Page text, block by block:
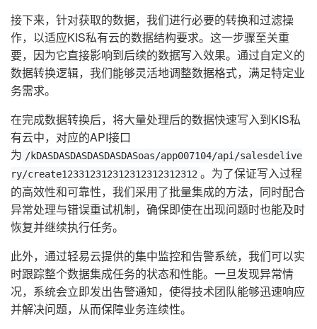
接下来，针对获取的数据，我们进行必要的转换和过滤操
作，以适应KIS私有云的数据结构要求。这一步骤至关重
要，因为它直接影响到后续的数据写入效果。通过自定义的
数据转换逻辑，我们能够灵活地调整数据格式，满足特定业
务需求。
在完成数据转换后，将大量处理后的数据快速写入到KIS私
有云中，对应的API接口
为 /kDASDASDASDASDASDASoas/app007104/api/salesdelive
ry/create123312312312312312312312 。为了保证写入过程
的高效性和可靠性，我们采用了批量集成的方法，同时配合
异常处理与错误重试机制，确保即使在出现问题时也能及时
恢复并继续执行任务。
此外，通过轻易云提供的集中监控和告警系统，我们可以实
时跟踪整个数据集成任务的状态和性能。一旦发现异常情
况，系统会立即发出告警通知，使得技术团队能够迅速响应
并解决问题，从而保障业务连续性。